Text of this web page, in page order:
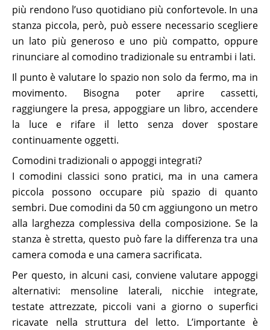
più rendono l’uso quotidiano più confortevole. In una
stanza piccola, però, può essere necessario scegliere
un lato più generoso e uno più compatto, oppure
rinunciare al comodino tradizionale su entrambi i lati.
Il punto è valutare lo spazio non solo da fermo, ma in
movimento. Bisogna poter aprire cassetti,
raggiungere la presa, appoggiare un libro, accendere
la luce e rifare il letto senza dover spostare
continuamente oggetti.
Comodini tradizionali o appoggi integrati?
I comodini classici sono pratici, ma in una camera
piccola possono occupare più spazio di quanto
sembri. Due comodini da 50 cm aggiungono un metro
alla larghezza complessiva della composizione. Se la
stanza è stretta, questo può fare la differenza tra una
camera comoda e una camera sacrificata.
Per questo, in alcuni casi, conviene valutare appoggi
alternativi: mensoline laterali, nicchie integrate,
testate attrezzate, piccoli vani a giorno o superfici
ricavate nella struttura del letto. L’importante è